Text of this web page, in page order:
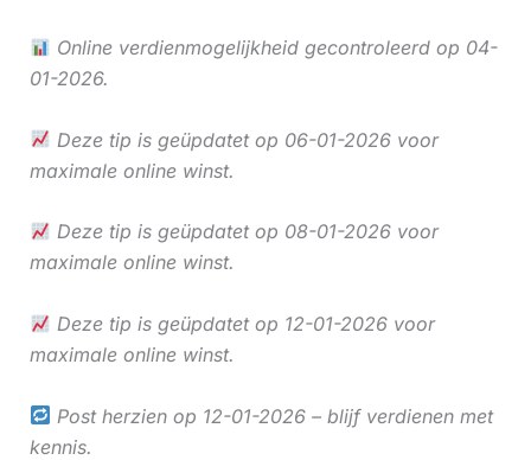
Online verdienmogelijkheid gecontroleerd op 04-
01-2026.
Deze tip is geüpdatet op 06-01-2026 voor
maximale online winst.
Deze tip is geüpdatet op 08-01-2026 voor
maximale online winst.
Deze tip is geüpdatet op 12-01-2026 voor
maximale online winst.
Post herzien op 12-01-2026 – blijf verdienen met
kennis.